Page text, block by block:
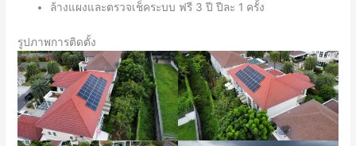
ล้างแผงและตรวจเช็คระบบ ฟรี 3 ปี ปีละ 1 ครั้ง
รูปภาพการติดตั้ง